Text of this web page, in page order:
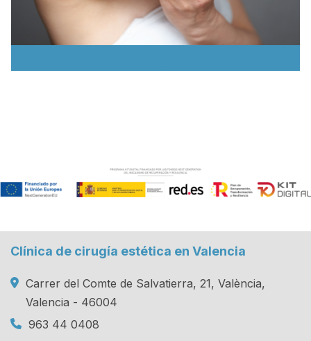
Clínica de cirugía estética en Valencia
Carrer del Comte de Salvatierra, 21, València,
Valencia - 46004
963 44 0408